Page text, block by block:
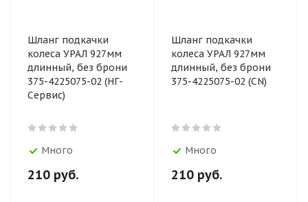
Шланг подкачки
колеса УРАЛ 927мм
длинный, без брони
375-4225075-02 (НГ-
Сервис)
Много
210 руб.
Шланг подкачки
колеса УРАЛ 927мм
длинный, без брони
375-4225075-02 (CN)
Много
210 руб.